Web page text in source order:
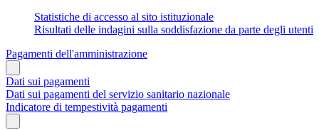
Statistiche di accesso al sito istituzionale
Risultati delle indagini sulla soddisfazione da parte degli utenti
Pagamenti dell'amministrazione
Dati sui pagamenti
Dati sui pagamenti del servizio sanitario nazionale
Indicatore di tempestività pagamenti